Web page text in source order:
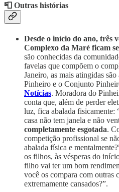
📮 Outras histórias
Desde o início do ano, três
Complexo da Maré ficam
são conhecidas da
favelas que compõem o
Janeiro, as mais atingidas
Pinheiro e o Conjunto
Notícias. Moradora do
conta que, além de perder
luz, fica abalada
casa não tem janela e não
completamente esgotada.
competição profissional se
abalada física e
os filhos, às vésperas do
filho vai ter um bom
você os compara com outras
extremamente cansados?”.